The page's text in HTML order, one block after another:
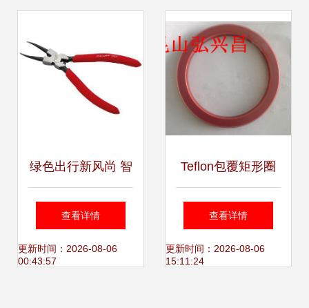
业支持
绿色出行新风尚 智
能山地自行车全方
位展示
查看详情
更新时间：2026-08-06
00:43:57
Teflon包覆矩形圈
高效密封的卓越选
择——昆山弘兴昌
查看详情
更新时间：2026-08-06
15:11:24